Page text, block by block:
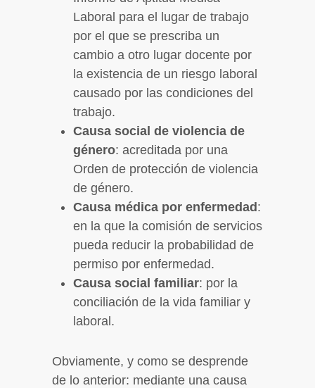
Laboral para el lugar de trabajo
por el que se prescriba un
cambio a otro lugar docente por
la existencia de un riesgo laboral
causado por las condiciones del
trabajo.
Causa social de violencia de
género: acreditada por una
Orden de protección de violencia
de género.
Causa médica por enfermedad:
en la que la comisión de servicios
pueda reducir la probabilidad de
permiso por enfermedad.
Causa social familiar: por la
conciliación de la vida familiar y
laboral.
Obviamente, y como se desprende
de lo anterior: mediante una causa